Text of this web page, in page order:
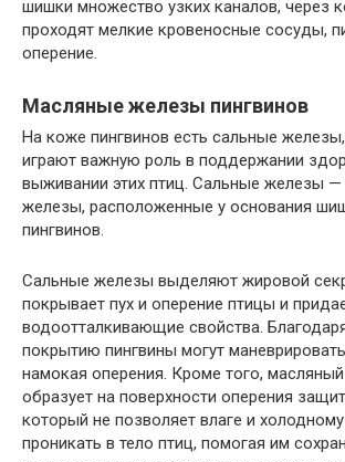
шишки множество узких каналов, через
проходят мелкие кровеносные сосуды,
оперение.
Масляные железы пингвинов
На коже пингвинов есть сальные
играют важную роль в поддержании
выживании этих птиц. Сальные железы
железы, расположенные у основания
пингвинов.
Сальные железы выделяют жировой
покрывает пух и оперение птицы и
водоотталкивающие свойства.
покрытию пингвины могут
намокая оперения. Кроме того,
образует на поверхности оперения
который не позволяет влаге и
проникать в тело птиц, помогая им